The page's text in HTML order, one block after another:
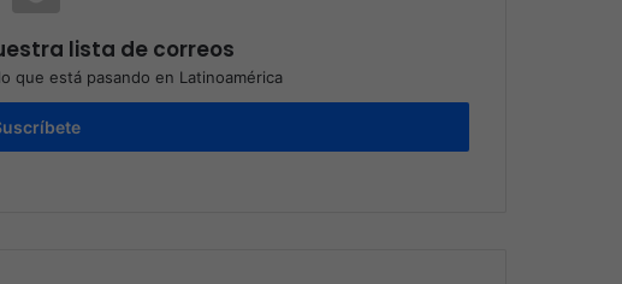
lista de correos
que está pasando en Latinoamérica